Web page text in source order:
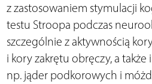
z zastosowaniem stymulacji
testu Stroopa podczas
szczególnie z aktywnością
i kory zakrętu obręczy, a
np. jąder podkorowych i